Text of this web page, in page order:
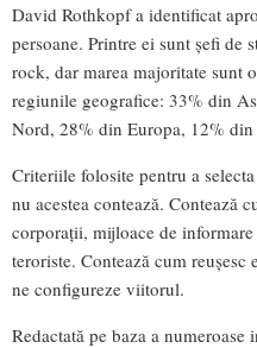
David Rothkopf a identificat
persoane. Printre ei sunt şefi de
rock, dar marea majoritate sunt
regiunile geografice: 33% din
Nord, 28% din Europa, 12%
Criteriile folosite pentru a
nu acestea contează. Contează
corporaţii, mijloace de
teroriste. Contează cum reuşesc
ne configureze viitorul.
Redactată pe baza a